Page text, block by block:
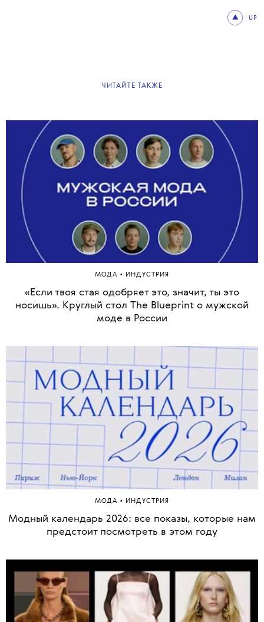
UP
ЧИТАЙТЕ ТАКЖЕ
МОДА • ИНДУСТРИЯ
«Если твоя стая одобряет это, значит, ты это
носишь». Круглый стол The Blueprint о мужской
моде в России
МОДА • ИНДУСТРИЯ
Модный календарь 2026: все показы, которые нам
предстоит посмотреть в этом году